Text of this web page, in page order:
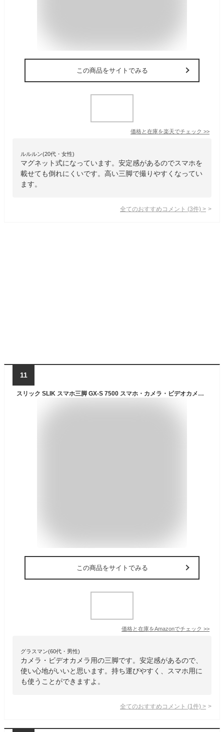
この商品をサイトでみる
価格と在庫を楽天でチェック >>
ルルルン(20代・女性)
マグネット式になっています。安定感があるのでスマホを
載せても倒れにくいです。高い三脚で撮りやすくなってい
ます。
全てのおすすめコメント (3件) >
11
スリック SLIK スマホ三脚 GX-S 7500 スマホ・カメラ・ビデオカメラ対応 レバーロック式 24mmパイプ径 3WAY雲台 全高1720mm クイックシュー式 GXS7500
この商品をサイトでみる
価格と在庫をAmazonでチェック >>
グラスマン(60代・男性)
カメラ・ビデオカメラ用の三脚です。安定感があるので、
使い心地がいいと思います。持ち運びやすく、スマホ用に
も使うことができますよ。
全てのおすすめコメント (1 件) >